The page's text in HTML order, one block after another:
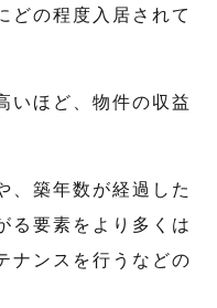
どの程度入居されて
いほど、物件の収益
、築年数が経過した
る要素をより多くは
ナンスを行うなどの